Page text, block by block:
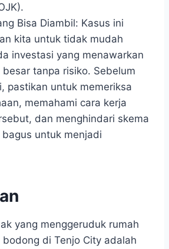
Bisa Diambil: Kasus ini
kita untuk tidak mudah
investasi yang menawarkan
tanpa risiko. Sebelum
pastikan untuk memeriksa
memahami cara kerja
dan menghindari skema
untuk menjadi
yang menggeruduk rumah
di Tenjo City adalah